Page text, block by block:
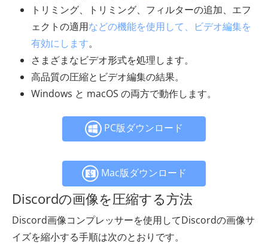
トリミング、トリミング、フィルターの追加、エフ
ェクトの適用などの機能を使用して、ビデオ編集を
有効にします。
さまざまなビデオ形式を処理します。
高品質の圧縮とビデオ編集の結果。
Windows と macOS の両方で動作します。
PC版ダウンロード
Mac版ダウンロード
Discordの画像を圧縮する方法
Discord画像コンプレッサーを使用してDiscordの画像サ
イズを縮小する手順は次のとおりです。